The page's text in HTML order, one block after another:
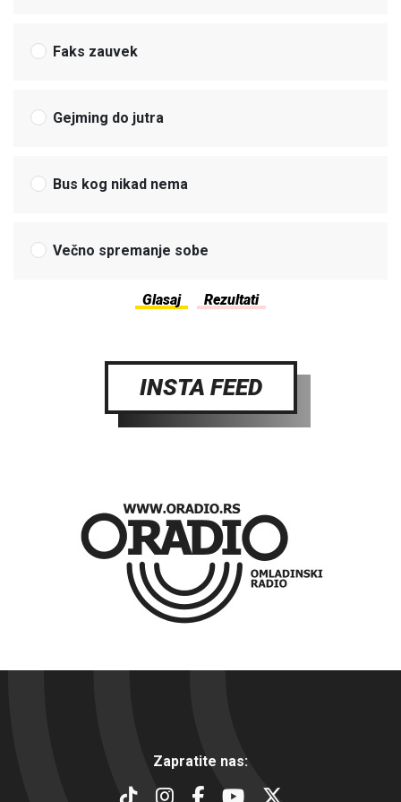
Faks zauvek
Gejming do jutra
Bus kog nikad nema
Večno spremanje sobe
INSTA FEED
Zapratite nas: